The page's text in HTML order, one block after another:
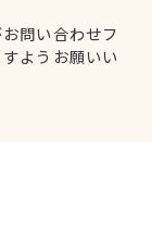
問い合わせフ
ようお願いい